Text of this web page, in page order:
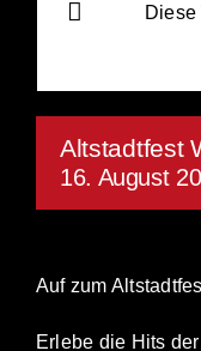
Altstadtfest
16. August
Auf zum
Erlebe die Hits